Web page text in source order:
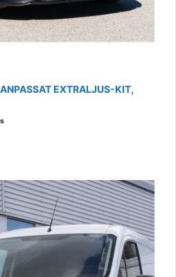
EXTRALJUS-KIT,